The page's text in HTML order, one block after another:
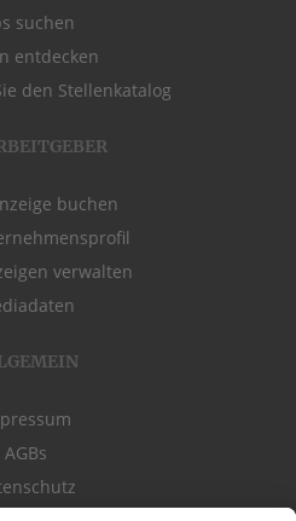
suchen
entdecken
den Stellenkatalog
buchen
verwalten
AGBs